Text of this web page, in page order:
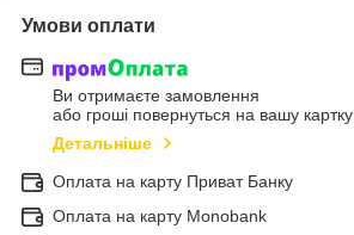
Умови оплати
Ви отримаєте замовлення
або гроші повернуться на вашу картку
Детальніше
Оплата на карту Приват Банку
Оплата на карту Monobank